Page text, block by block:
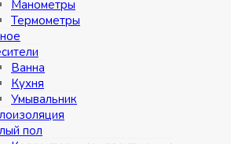
Манометры
Термометры
Ванна
Кухня
Умывальник
пол